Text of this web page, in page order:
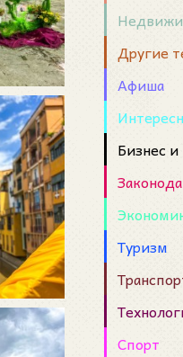
Другие
Афиша
Бизнес
Туризм
Спорт